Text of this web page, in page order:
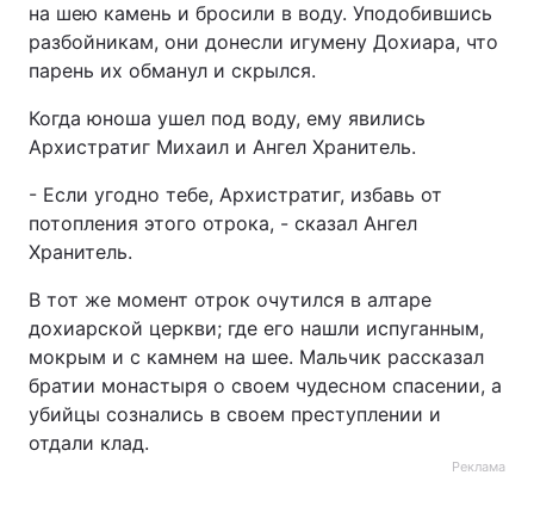
Послуги
на шею камень и бросили в воду. Уподобившись
разбойникам, они донесли игумену Дохиара, что
парень их обманул и скрылся.
Когда юноша ушел под воду, ему явились
Архистратиг Михаил и Ангел Хранитель.
- Если угодно тебе, Архистратиг, избавь от
потопления этого отрока, - сказал Ангел
Хранитель.
В тот же момент отрок очутился в алтаре
дохиарской церкви; где его нашли испуганным,
мокрым и с камнем на шее. Мальчик рассказал
братии монастыря о своем чудесном спасении, а
убийцы сознались в своем преступлении и
отдали клад.
Реклама